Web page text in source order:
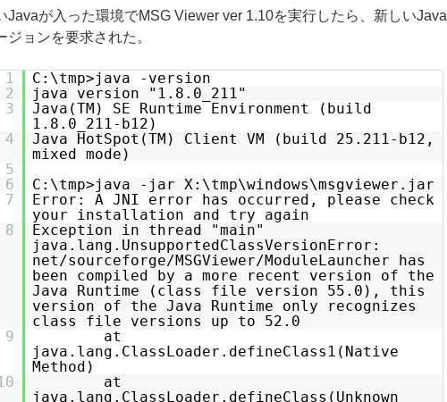
Javaが入った環境でMSG Viewer ver 1.10を実行したら、新しいJava
ジョンを要求された。
1
C:\tmp>java -version
2
java version "1.8.0_211"
3
Java(TM) SE Runtime Environment (build
1.8.0_211-b12)
4
Java HotSpot(TM) Client VM (build 25.211-b12,
mixed mode)
5
6
C:\tmp>java -jar X:\tmp\windows\msgviewer.jar
7
Error: A JNI error has occurred, please check
your installation and try again
8
Exception in thread "main"
java.lang.UnsupportedClassVersionError:
net/sourceforge/MSGViewer/ModuleLauncher has
been compiled by a more recent version of the
Java Runtime (class file version 55.0), this
version of the Java Runtime only recognizes
class file versions up to 52.0
9
at
java.lang.ClassLoader.defineClass1(Native
Method)
at
java.lang.ClassLoader.defineClass(Unknown